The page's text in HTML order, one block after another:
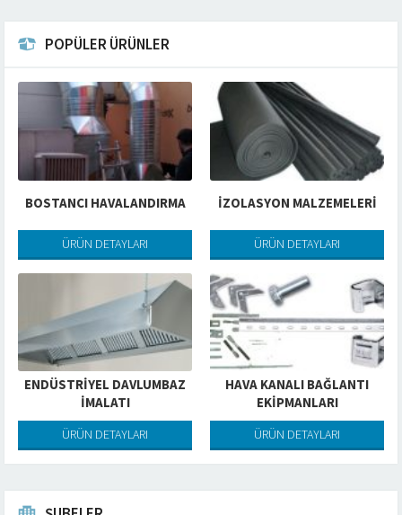
POPÜLER ÜRÜNLER
BOSTANCI HAVALANDIRMA
ÜRÜN DETAYLARI
İZOLASYON MALZEMELERİ
ÜRÜN DETAYLARI
ENDÜSTRIYEL DAVLUMBAZ
İMALATI
ÜRÜN DETAYLARI
HAVA KANALI BAĞLANTI
EKIPMANLARI
ÜRÜN DETAYLARI